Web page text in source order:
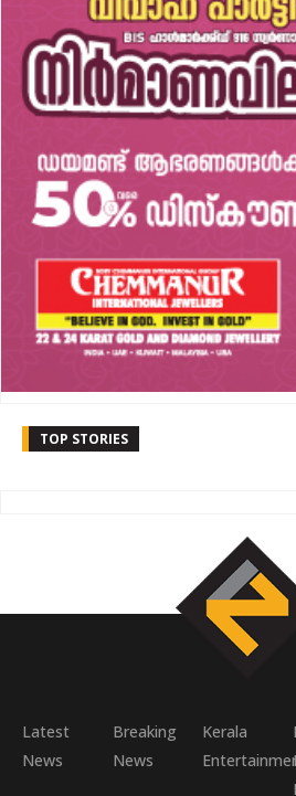
TOP STORIES
Latest
News
Breaking
News
Kerala